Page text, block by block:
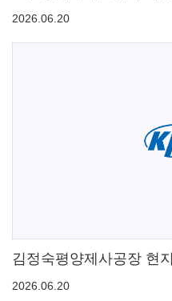
2026.06.20
김정숙평양제사공장 현
2026.06.20